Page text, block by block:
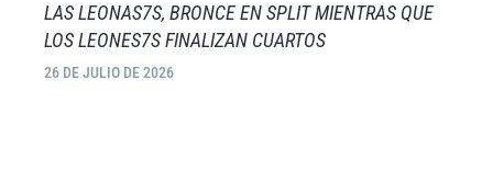
LAS LEONAS7S, BRONCE EN SPLIT MIENTRAS QUE
LOS LEONES7S FINALIZAN CUARTOS
26 DE JULIO DE 2026